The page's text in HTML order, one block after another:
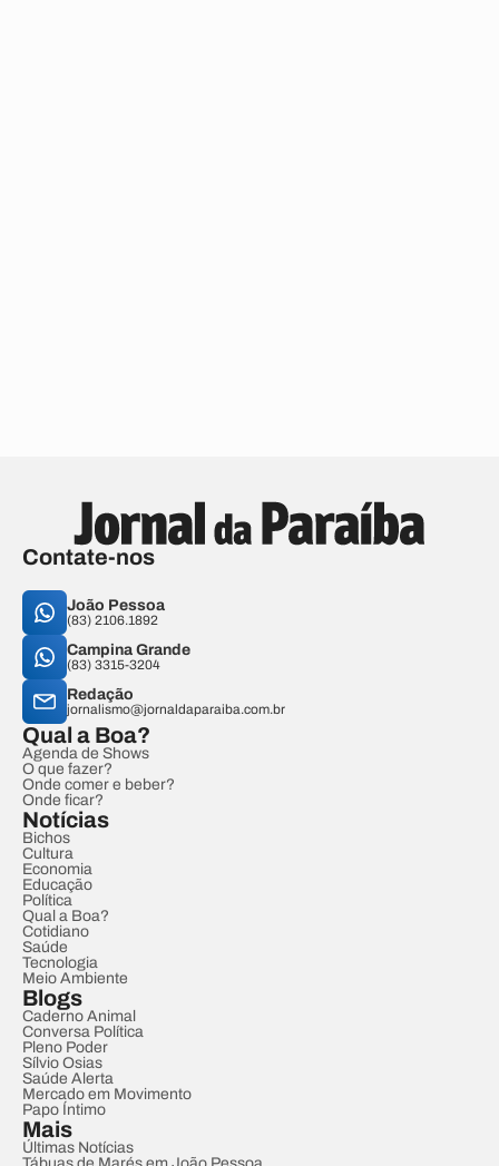
Contate-nos
João Pessoa
(83) 2106.1892
Campina Grande
(83) 3315-3204
Redação
jornalismo@jornaldaparaiba.com.br
Qual a Boa?
Agenda de Shows
O que fazer?
Onde comer e beber?
Onde ficar?
Notícias
Bichos
Cultura
Economia
Educação
Política
Qual a Boa?
Cotidiano
Saúde
Tecnologia
Meio Ambiente
Blogs
Caderno Animal
Conversa Política
Pleno Poder
Sílvio Osias
Saúde Alerta
Mercado em Movimento
Papo Íntimo
Mais
Últimas Notícias